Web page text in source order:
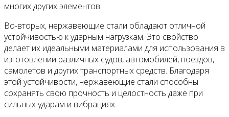
многих других элементов.
Во-вторых, нержавеющие стали обладают отличной
устойчивостью к ударным нагрузкам. Это свойство
делает их идеальными материалами для использования в
изготовлении различных судов, автомобилей, поездов,
самолетов и других транспортных средств. Благодаря
этой устойчивости, нержавеющие стали способны
сохранять свою прочность и целостность даже при
сильных ударам и вибрациях.